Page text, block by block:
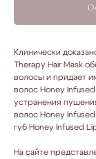
Клинически
Therapy Hair Mask
волосы и придает
волос Honey
устранения
волос Honey
губ Honey Infused
На сайте